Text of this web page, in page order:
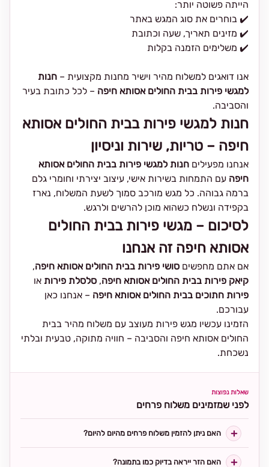
הייתה פשוטה יותר:
✔️ בוחרים את סוג המגש באתר
✔️ מזינים תאריך, שעה וכתובת
✔️ משלימים הזמנה בקלות
אנו דואגים למשלוח מהיר וישיר מחנות מקצועית – חנות
למגשי פירות בבית החולים אסותא חיפה – לכל כתובת בעיר
והסביבה.
חנות למגשי פירות בבית החולים אסותא
חיפה – טריות, שירות וניסיון
אנחנו מפעילים חנות למגשי פירות בבית החולים אסותא
חיפה עם התמחות בשירות אישי, עיצוב יצירתי וחומרי גלם
ברמה גבוהה. כל מגש מורכב סמוך לשעת המשלוח, נארז
בקפידה ונשלח כשהוא מוכן להרשים ולרגש.
לסיכום – מגשי פירות בבית החולים
אסותא חיפה זה אנחנו
אם אתם מחפשים סושי פירות בבית החולים אסותא חיפה,
קיאק פירות בבית החולים אסותא חיפה, סלסלת פירות או
פירות חתוכים בבית החולים אסותא חיפה – אנחנו כאן
עבורכם.
הזמינו עכשיו מגש פירות מעוצב עם משלוח מהיר בבית
החולים אסותא חיפה והסביבה – חוויה מתוקה, טבעית ובלתי
נשכחת.
שאלות נפוצות
לפני שמזמינים משלוח פרחים
האם ניתן להזמין משלוח פרחים מהיום להיום?
האם הזר ייראה בדיוק כמו בתמונה?